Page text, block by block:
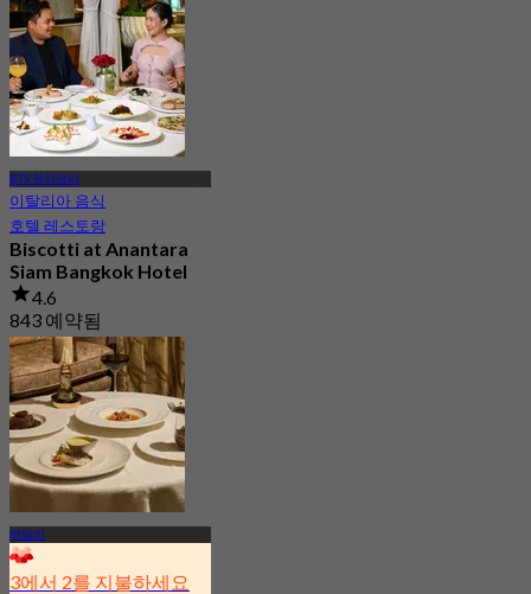
BTS 랏차담리
이탈리아 음식
호텔 레스토랑
Biscotti at Anantara
Siam Bangkok Hotel
4.6
843 예약됨
에서฿ 1,295
랏담리
3에서 2를 지불하세요